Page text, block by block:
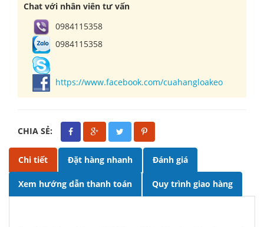
Chat với nhân viên tư vấn
0984115358
0984115358
https://www.facebook.com/cuahangloakeo
CHIA SẺ:
Chi tiết Đặt hàng nhanh Đánh giá
Xem hướng dẫn thanh toán Quy trình giao hàng